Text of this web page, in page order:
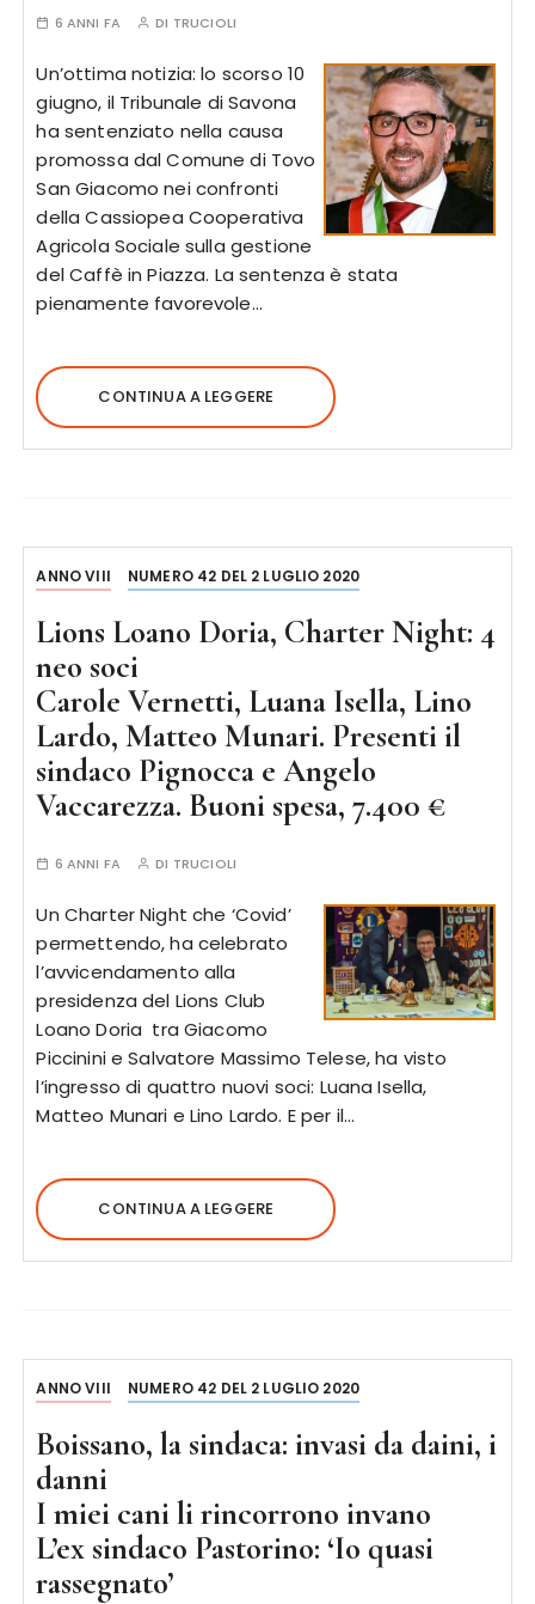
6 ANNI FA DI TRUCIOLI
Un’ottima notizia: lo scorso 10
giugno, il Tribunale di Savona
ha sentenziato nella causa
promossa dal Comune di Tovo
San Giacomo nei confronti
della Cassiopea Cooperativa
Agricola Sociale sulla gestione
del Caffè in Piazza. La sentenza è stata
pienamente favorevole…
CONTINUA A LEGGERE
ANNO VIII NUMERO 42 DEL 2 LUGLIO 2020
Lions Loano Doria, Charter Night: 4
neo soci
Carole Vernetti, Luana Isella, Lino
Lardo, Matteo Munari. Presenti il
sindaco Pignocca e Angelo
Vaccarezza. Buoni spesa, 7.400 €
6 ANNI FA DI TRUCIOLI
Un Charter Night che ‘Covid’
permettendo, ha celebrato
l’avvicendamento alla
presidenza del Lions Club
Loano Doria tra Giacomo
Piccinini e Salvatore Massimo Telese, ha visto
l’ingresso di quattro nuovi soci: Luana Isella,
Matteo Munari e Lino Lardo. E per il…
CONTINUA A LEGGERE
ANNO VIII NUMERO 42 DEL 2 LUGLIO 2020
Boissano, la sindaca: invasi da daini, i
danni
I miei cani li rincorrono invano
L’ex sindaco Pastorino: ‘Io quasi
rassegnato’